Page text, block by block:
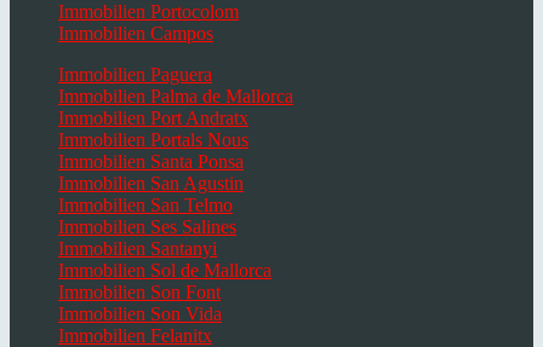
Immobilien Portocolom
Immobilien Campos
Immobilien Paguera
Immobilien Palma de Mallorca
Immobilien Port Andratx
Immobilien Portals Nous
Immobilien Santa Ponsa
Immobilien San Agustin
Immobilien San Telmo
Immobilien Ses Salines
Immobilien Santanyi
Immobilien Sol de Mallorca
Immobilien Son Font
Immobilien Son Vida
Immobilien Felanitx